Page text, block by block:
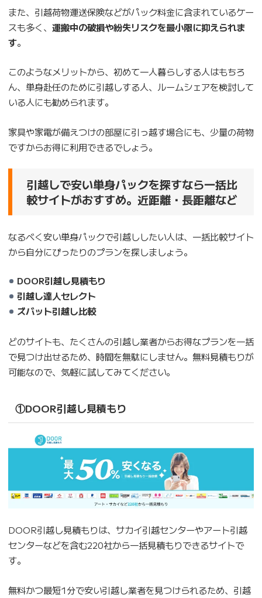
また、引越荷物運送保険などがパック料金に含まれているケー
スも多く、 運搬中の破損や紛失リスクを最小限に抑えられま
す。
このようなメリットから、初めて一人暮らしする人はもちろ
ん、単身赴任のために引越しする人、ルームシェアを検討して
いる人にも勧められます。
家具や家電が備えつけの部屋に引っ越す場合にも、少量の荷物
ですからお得に利用できるでしょう。
引越しで安い単身パックを探すなら一括比
較サイトがおすすめ。近距離・長距離など
なるべく安い単身パックで引越ししたい人は、一括比較サイト
から自分にぴったりのプランを探しましょう。
DOOR引越し見積もり
引越し達人セレクト
ズバット引越し比較
どのサイトも、たくさんの引越し業者からお得なプランを一括
で見つけ出せるため、時間を無駄にしません。無料見積もりが
可能なので、気軽に試してみてください。
①DOOR引越し見積もり
DOOR引越し見積もりは、サカイ引越センターやアート引越
センターなどを含む220社から一括見積もりできるサイトで
す。
無料かつ最短1分で安い引越し業者を見つけられるため、引越